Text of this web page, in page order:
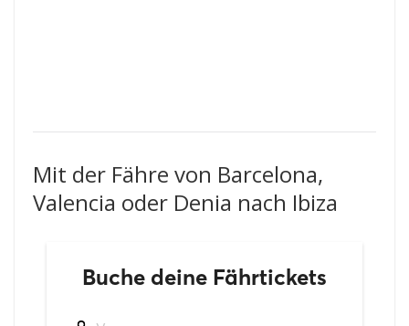
Mit der Fähre von Barcelona,
Valencia oder Denia nach Ibiza